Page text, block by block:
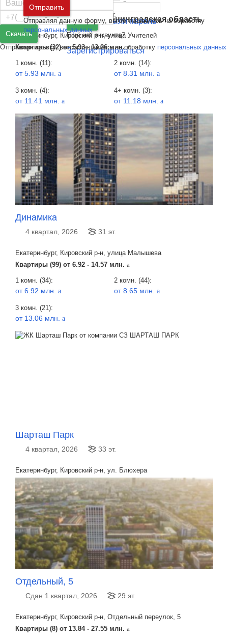
Москва и
Московская область
Санкт-Петербург иЛенинградская область
Войти Забыли пароль
Ещё нет аккаунта?
Зарегистрироваться
Скачать
Отправляя заявку, вы соглашаетесь на обработку персональных данных
2 квартал, 2027 31 эт.
Екатеринбург, Кировский р-н, улица Учителей
Квартиры (32) от5.93 - 13.26 млн.a
1 комн. (11):
от 5.93 млн. a
2 комн. (14):
от 8.31 млн. a
3 комн. (4):
от 11.41 млн. a
4+ комн. (3):
от 11.18 млн. a
Динамика
4 квартал, 2026 31 эт.
Екатеринбург, Кировский р-н, улица Малышева
Квартиры (99) от 6.92 - 14.57 млн. a
1 комн. (34):
от 6.92 млн. a
2 комн. (44):
от 8.65 млн. a
3 комн. (21):
от 13.06 млн. a
Шарташ Парк
4 квартал, 2026 33 эт.
Екатеринбург, Кировский р-н, ул. Блюхера
Отдельный, 5
Сдан 1 квартал, 2026 29 эт.
Екатеринбург, Кировский р-н, Отдельный переулок, 5
Квартиры (8) от 13.84 - 27.55 млн. a
Отправить
Отправляя данную форму, вы соглашаетесь на обработку
персональных данных